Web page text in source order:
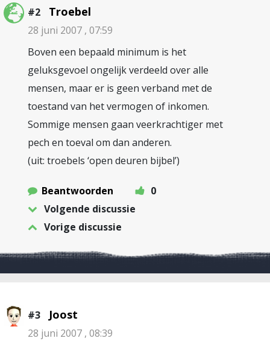
#2 Troebel
28 juni 2007 , 07:59
Boven een bepaald minimum is het
geluksgevoel ongelijk verdeeld over alle
mensen, maar er is geen verband met de
toestand van het vermogen of inkomen.
Sommige mensen gaan veerkrachtiger met
pech en toeval om dan anderen.
(uit: troebels ‘open deuren bijbel’)
Beantwoorden
0
Volgende discussie
Vorige discussie
#3 Joost
28 juni 2007 , 08:39